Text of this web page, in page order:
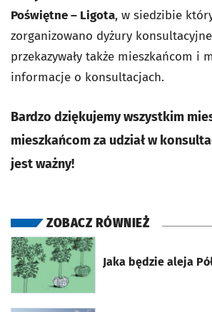
Poświętne – Ligota, w siedzibie
zorganizowano dyżury
przekazywały także mieszkańcom i
informacje o konsultacjach.
Bardzo dziękujemy wszystkim
mieszkańcom za udział w
jest ważny!
ZOBACZ RÓWNIEŻ
Jaka będzie aleja
otworzy się w nowej karcie